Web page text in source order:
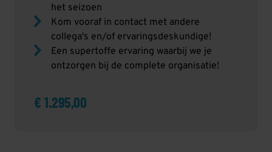
het seizoen
Kom vooraf in contact met andere
collega's en/of ervaringsdeskundige!
Een supertoffe ervaring waarbij we je
ontzorgen bij de complete organisatie!
€ 1.295,00